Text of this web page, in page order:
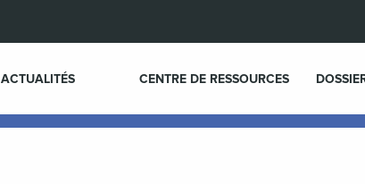
ACTUALITÉS CENTRE DE RESSOURCES